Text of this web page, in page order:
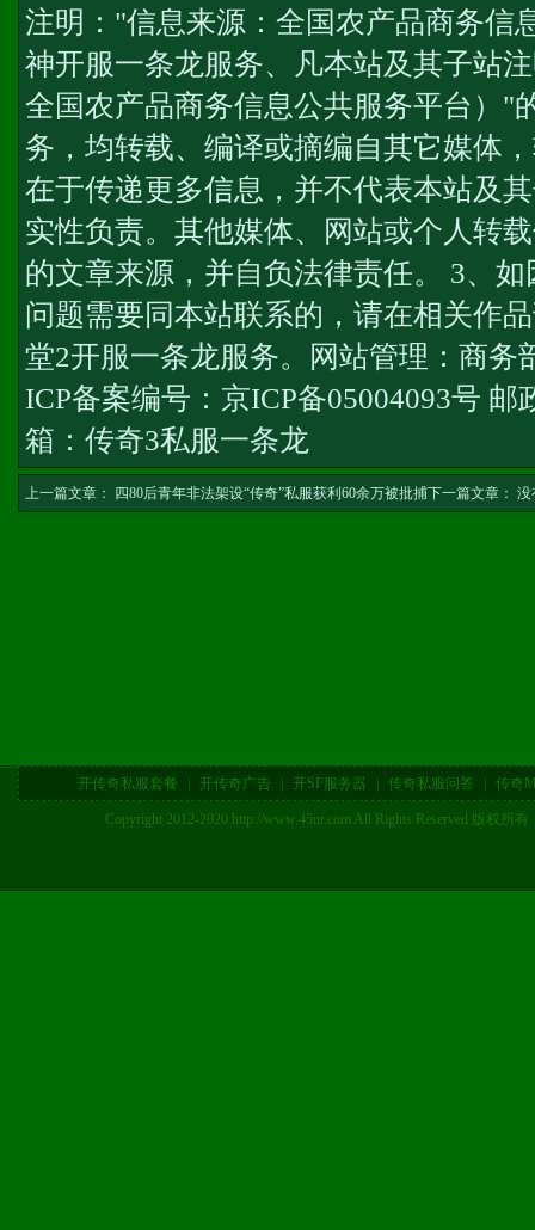
注明："信息来源：全国农产品商务信
神开服一条龙服务、凡本站及其子站
全国农产品商务信息公共服务平台）"
务 ，均转载、编译或摘编自其它媒体
在于传递更多信息，并不代表本站及
实性负责。其他媒体、网站或个人转
的文章来源，并自负法律责任。 3、
问题需要同本站联系的，请在相关作
堂2开服一条龙服务。网站管理：商务
ICP备案编号：京ICP备05004093号 邮
箱： 传奇3私服一条龙
上一篇文章： 四80后青年非法架设“传奇”私服获利60余万被批捕下一篇文章： 没
开传奇私服套餐 开传奇广告 开SF服务器 传奇私服问答 传奇
Copyright 2012-2020 http://www.45ur.com All Rights Reserved 版权